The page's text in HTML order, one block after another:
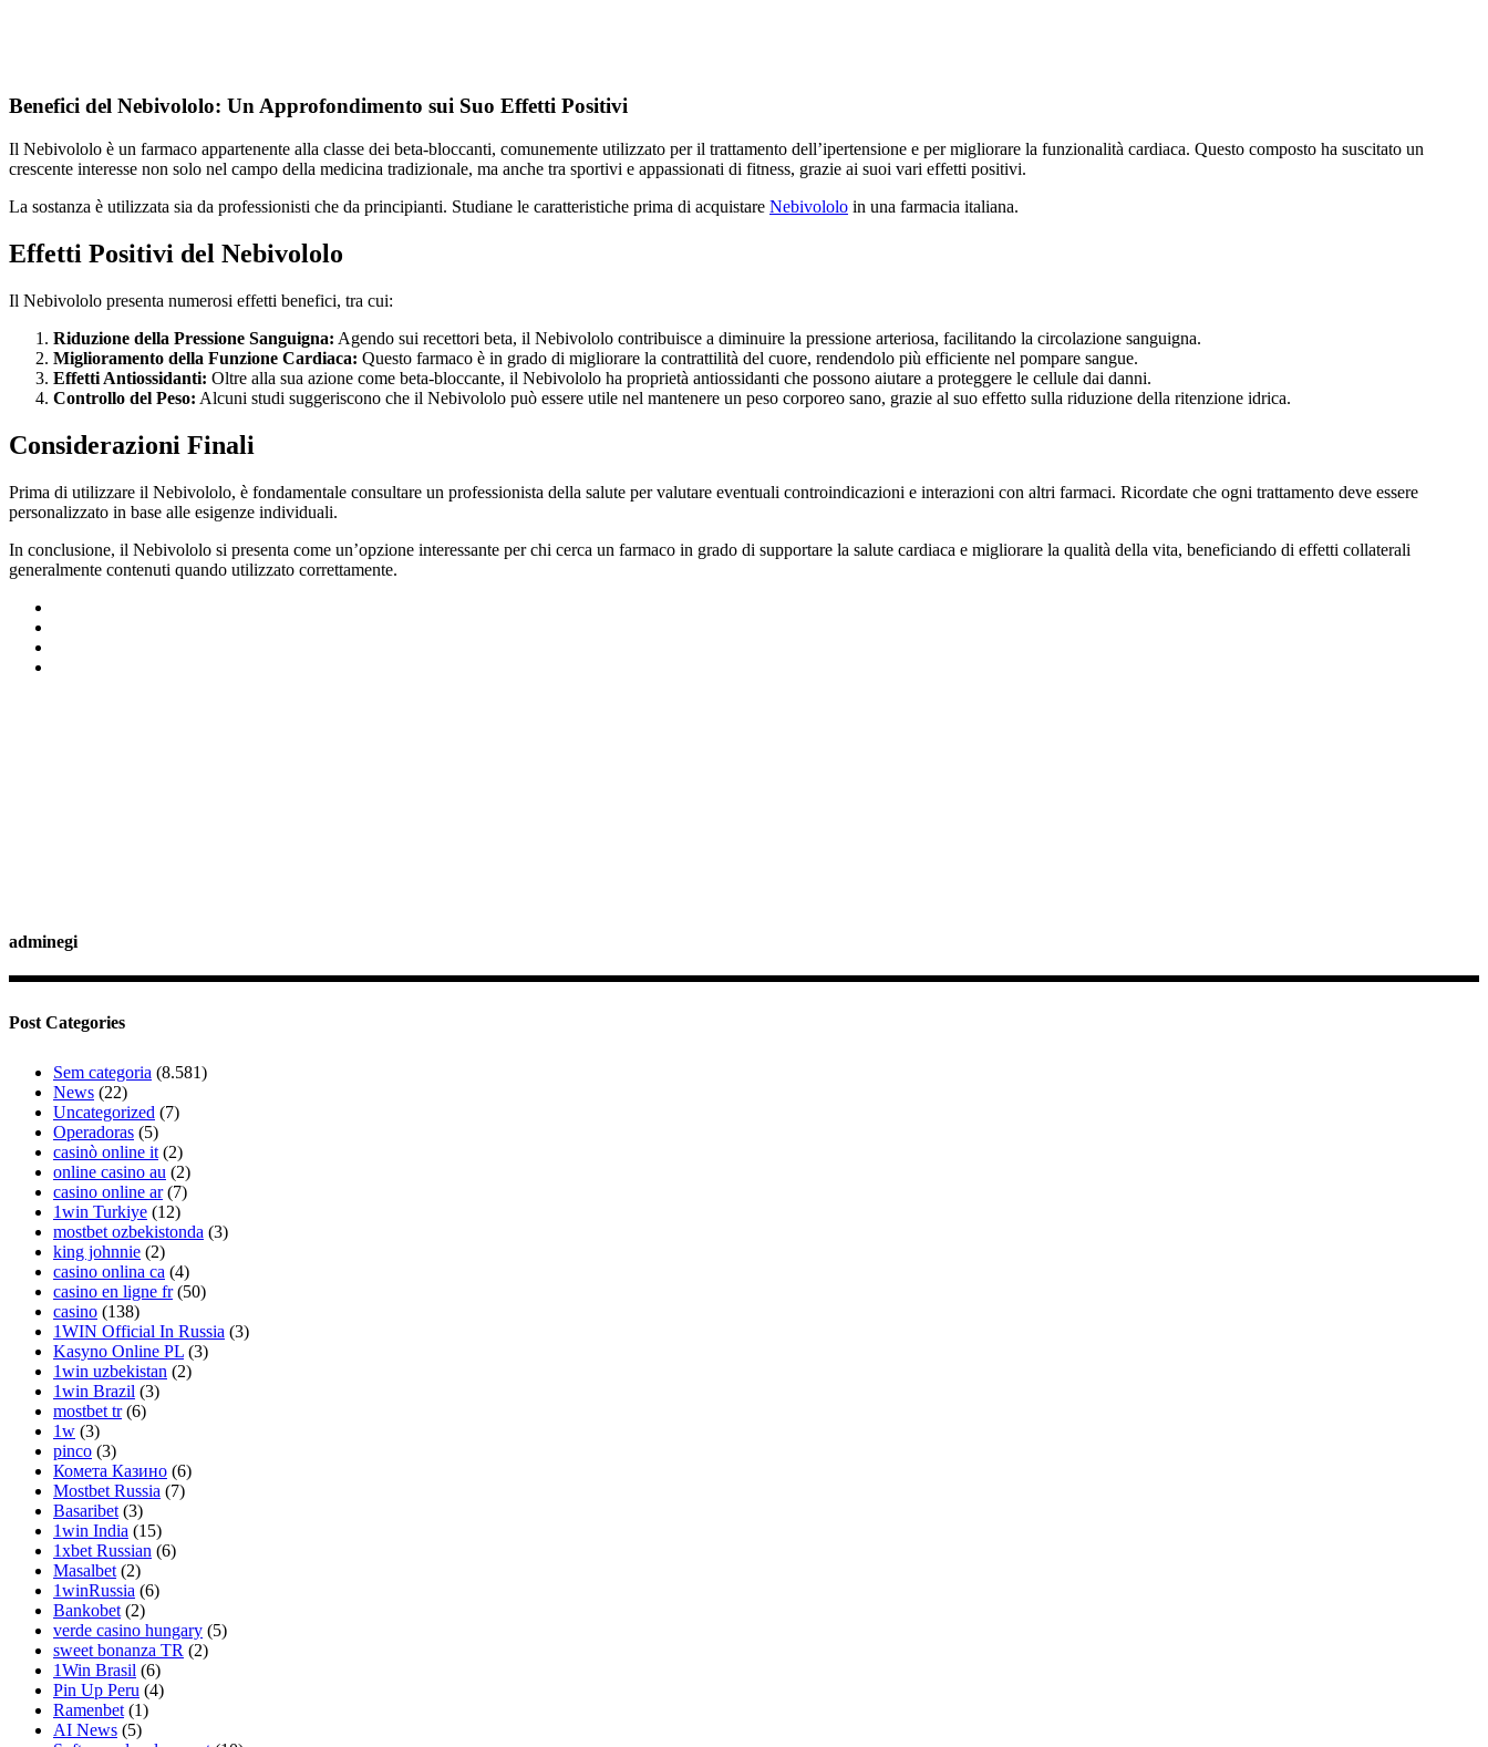
Benefici del Nebivololo: Un Approfondimento sui Suo Effetti Positivi
Il Nebivololo è un farmaco appartenente alla classe dei beta-bloccanti, comunemente utilizzato per il trattamento dell’ipertensione e per migliorare la funzionalità cardiaca. Questo composto ha suscitato un
crescente interesse non solo nel campo della medicina tradizionale, ma anche tra sportivi e appassionati di fitness, grazie ai suoi vari effetti positivi.
La sostanza è utilizzata sia da professionisti che da principianti. Studiane le caratteristiche prima di acquistare Nebivololo in una farmacia italiana.
Effetti Positivi del Nebivololo
Il Nebivololo presenta numerosi effetti benefici, tra cui:
Riduzione della Pressione Sanguigna: Agendo sui recettori beta, il Nebivololo contribuisce a diminuire la pressione arteriosa, facilitando la circolazione sanguigna.
Miglioramento della Funzione Cardiaca: Questo farmaco è in grado di migliorare la contrattilità del cuore, rendendolo più efficiente nel pompare sangue.
Effetti Antiossidanti: Oltre alla sua azione come beta-bloccante, il Nebivololo ha proprietà antiossidanti che possono aiutare a proteggere le cellule dai danni.
Controllo del Peso: Alcuni studi suggeriscono che il Nebivololo può essere utile nel mantenere un peso corporeo sano, grazie al suo effetto sulla riduzione della ritenzione idrica.
Considerazioni Finali
Prima di utilizzare il Nebivololo, è fondamentale consultare un professionista della salute per valutare eventuali controindicazioni e interazioni con altri farmaci. Ricordate che ogni trattamento deve essere
personalizzato in base alle esigenze individuali.
In conclusione, il Nebivololo si presenta come un’opzione interessante per chi cerca un farmaco in grado di supportare la salute cardiaca e migliorare la qualità della vita, beneficiando di effetti collaterali
generalmente contenuti quando utilizzato correttamente.
adminegi
Post Categories
Sem categoria (8.581)
News (22)
Uncategorized (7)
Operadoras (5)
casinò online it(2)
online casino au (2)
casino online ar(7)
1win Turkiye (12)
mostbet ozbekistonda (3)
king johnnie (2)
casino onlina ca (4)
casino en ligne fr(50)
casino (138)
1WIN Official In Russia (3)
Kasyno Online PL (3)
1win uzbekistan (2)
1win Brazil (3)
mostbet tr(6)
1w (3)
pinco (3)
Комета Казино (6)
Mostbet Russia (7)
Basaribet(3)
1win India (15)
1xbet Russian (6)
Masalbet(2)
1winRussia (6)
Bankobet(2)
verde casino hungary (5)
sweet bonanza TR (2)
1Win Brasil (6)
Pin Up Peru (4)
Ramenbet(1)
AI News (5)